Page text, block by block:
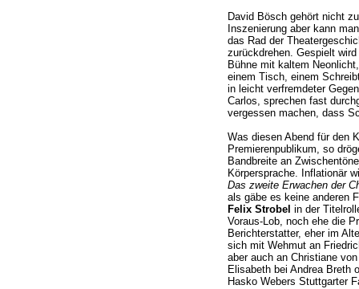
David Bösch gehört nicht
Inszenierung aber kann
das Rad der
zurückdrehen. Gespielt
Bühne mit kaltem
einem Tisch, einem
in leicht verfremdeter
Carlos, sprechen fast
vergessen machen, dass
Was diesen Abend für den
Premierenpublikum, so
Bandbreite an
Körpersprache. Inflationär
Das zweite Erwachen der
als gäbe es keine anderen
Felix Strobel in der
Voraus-Lob, noch ehe die
Berichterstatter, eher im
sich mit Wehmut an
aber auch an Christiane
Elisabeth bei Andrea Breth
Hasko Webers Stuttgarter